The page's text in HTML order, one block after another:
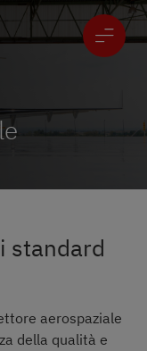
standard
aerospaziale
della qualità e